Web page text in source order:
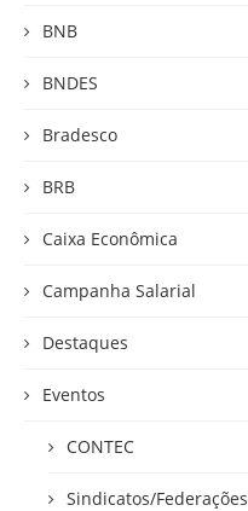
BNB
BNDES
Bradesco
BRB
Caixa Econômica
Campanha Salarial
Destaques
Eventos
CONTEC
Sindicatos/Federações